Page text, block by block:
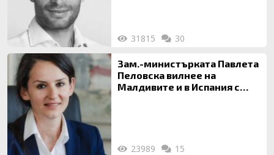
31815 30
Зам.-министърката Павлета
Пеловска вилнее на
Малдивите и в Испания с
23989 15